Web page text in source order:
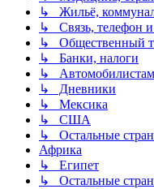
↳ Жильё,
↳ Связь, телефон и
↳ Общественный
↳ Банки, налоги
↳
↳ Дневники
↳ Мексика
↳ США
↳ Остальные
Африка
↳ Египет
↳ Остальные